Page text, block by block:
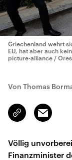
Griechenland wehrt
EU, hat aber auch
picture-alliance /
Von Thomas
Link
kopieren/teilen
Email
Völlig
Finanzminister